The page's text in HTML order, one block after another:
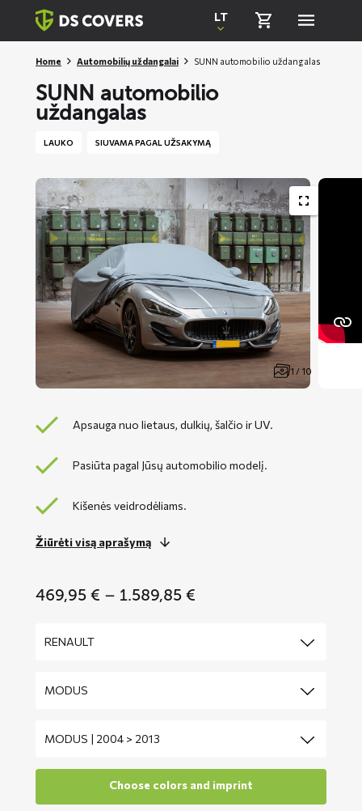
Skiplinks
LT
Home Automobilių uždangalai SUNN automobilio uždangalas
SUNN automobilio
uždangalas
LAUKO SIUVAMA PAGAL UŽSAKYMĄ
1 / 10
Apsauga nuo lietaus, dulkių, šalčio ir UV.
Pasiūta pagal Jūsų automobilio modelį.
Kišenės veidrodėliams.
Žiūrėti visą aprašymą
469,95 € – 1.589,85 €